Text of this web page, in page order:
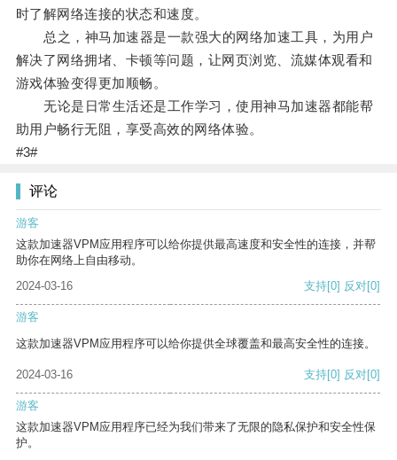
时了解网络连接的状态和速度。
总之，神马加速器是一款强大的网络加速工具，为用户
解决了网络拥堵、卡顿等问题，让网页浏览、流媒体观看和
游戏体验变得更加顺畅。
无论是日常生活还是工作学习，使用神马加速器都能帮
助用户畅行无阻，享受高效的网络体验。
#3#
评论
游客
这款加速器VPM应用程序可以给你提供最高速度和安全性的连接，并帮
助你在网络上自由移动。
2024-03-16
支持[0] 反对[0]
游客
这款加速器VPM应用程序可以给你提供全球覆盖和最高安全性的连接。
2024-03-16 支持[0] 反对[0]
游客
这款加速器VPM应用程序已经为我们带来了无限的隐私保护和安全性保
护。